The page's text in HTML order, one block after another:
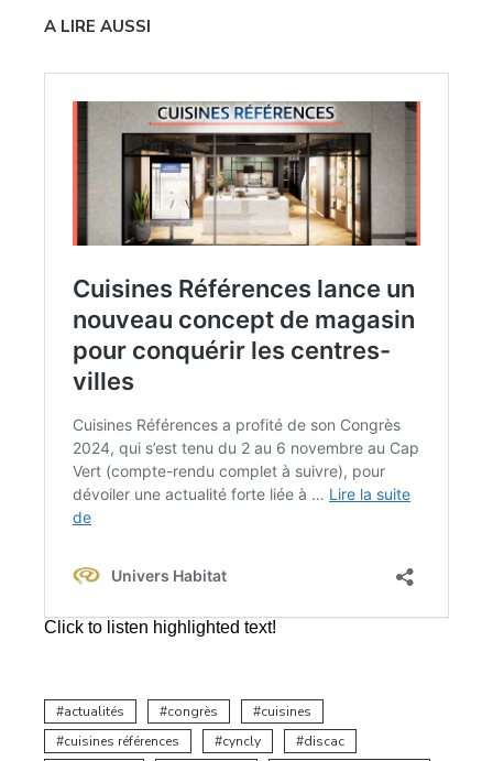
A LIRE AUSSI
actualités congrès
cuisines
cuisines références
cyncly
discac